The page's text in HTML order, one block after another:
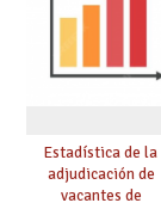
Estadística de la
adjudicación de
vacantes de